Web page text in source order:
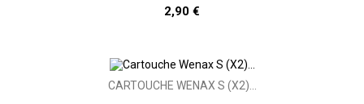
2,90 €
CARTOUCHE WENAX S (X2)...